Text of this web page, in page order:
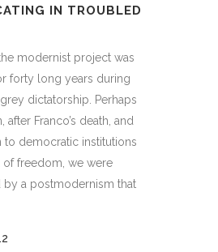
IN TROUBLED
modernist project was
forty long years during
dictatorship. Perhaps
after Franco’s death, and
to democratic institutions
of freedom, we were
a postmodernism that